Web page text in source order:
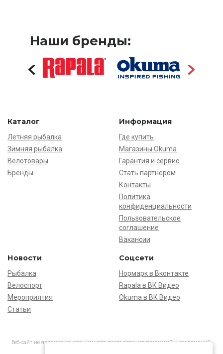
Наши бренды:
Каталог
Летняя рыбалка
Зимняя рыбалка
Велотовары
Бренды
Информация
Где купить
Магазины Okuma
Гарантия и сервис
Стать партнёром
Контакты
Политика
конфиденциальности
Пользовательское
соглашение
Вакансии
Новости
Рыбалка
Велоспорт
Мероприятия
Статьи
Соцсети
Нормарк в Вконтакте
Rapala в ВК Видео
Okuma в ВК Видео
Веб-сайт не является основанием для предъявления претензий и рекламаций,